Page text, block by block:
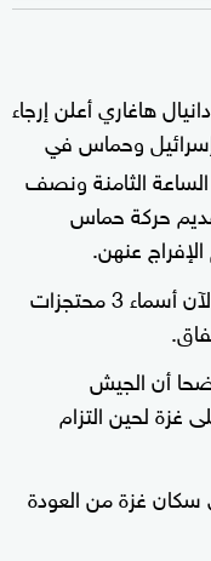
هاغاري أعلن إرجاء
وحماس في
الثامنة ونصف
حركة حماس
عنهن.
وقال هاغاري إن حماس لم تقدم حتى الآن أسماء 3 محتجزات
أن الجيش
لحين التزام
سكان غزة من العودة